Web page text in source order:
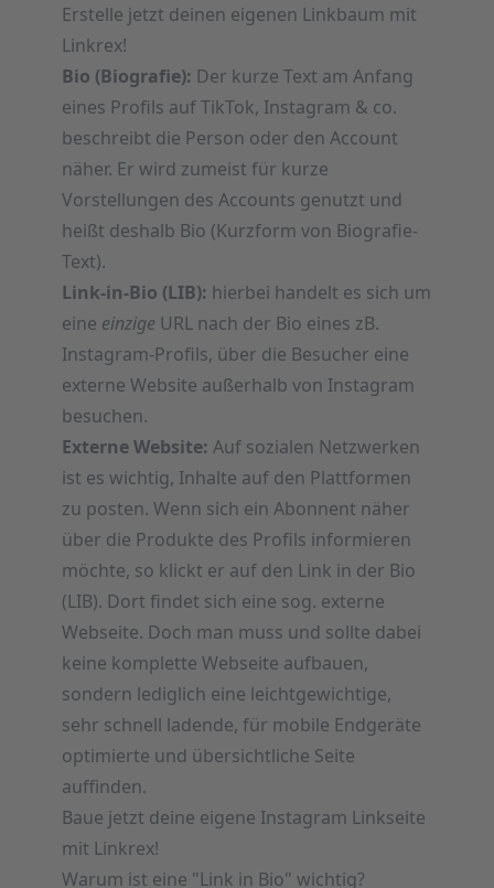
Erstelle jetzt deinen eigenen Linkbaum mit
Linkrex!
Bio (Biografie): Der kurze Text am Anfang
eines Profils auf TikTok, Instagram & co.
beschreibt die Person oder den Account
näher. Er wird zumeist für kurze
Vorstellungen des Accounts genutzt und
heißt deshalb Bio (Kurzform von Biografie-
Text).
Link-in-Bio (LIB): hierbei handelt es sich um
eine einzige URL nach der Bio eines zB.
Instagram-Profils, über die Besucher eine
externe Website außerhalb von Instagram
besuchen.
ExterneWebsite: Auf sozialen Netzwerken
ist es wichtig, Inhalte auf den Plattformen
zu posten. Wenn sich ein Abonnent näher
über die Produkte des Profils informieren
möchte, so klickt er auf den Link in der Bio
(LIB). Dort findet sich eine sog. externe
Webseite. Doch man muss und sollte dabei
keine komplette Webseite aufbauen,
sondern lediglich eine leichtgewichtige,
sehr schnell ladende, für mobile Endgeräte
optimierte und übersichtliche Seite
auffinden.
Baue jetzt deine eigene Instagram Linkseite
mit Linkrex!
Warum ist eine "Link in Bio" wichtig?